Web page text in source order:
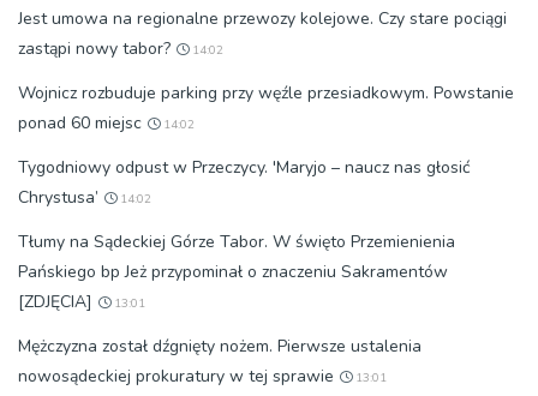
Jest umowa na regionalne przewozy kolejowe. Czy stare pociągi
zastąpi nowy tabor?
14:02
Wojnicz rozbuduje parking przy węźle przesiadkowym. Powstanie
ponad 60 miejsc
14:02
Tygodniowy odpust w Przeczycy. 'Maryjo – naucz nas głosić
Chrystusa’
14:02
Tłumy na Sądeckiej Górze Tabor. W święto Przemienienia
Pańskiego bp Jeż przypominał o znaczeniu Sakramentów
[ZDJĘCIA]
13:01
Mężczyzna został dźgnięty nożem. Pierwsze ustalenia
nowosądeckiej prokuratury w tej sprawie
13:01